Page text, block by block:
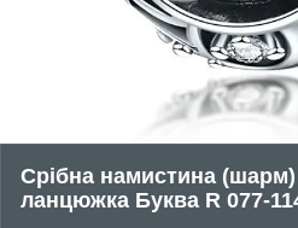
Срібна намистина
ланцюжка Буква R 077-